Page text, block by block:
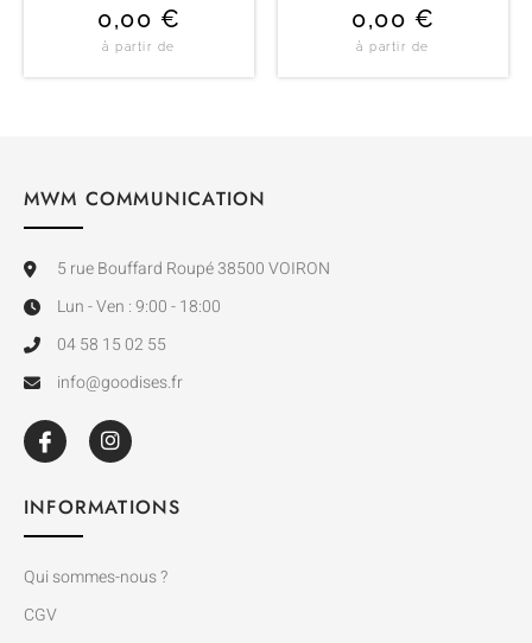
0,00 €
à partir de
0,00 €
à partir de
MWM COMMUNICATION
5 rue Bouffard Roupé 38500 VOIRON
Lun - Ven : 9:00 - 18:00
04 58 15 02 55
info@goodises.fr
INFORMATIONS
Qui sommes-nous ?
CGV